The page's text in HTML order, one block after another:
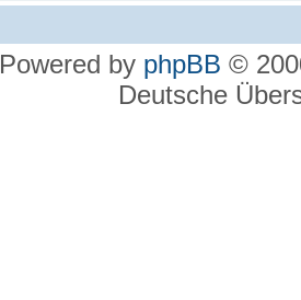
Powered by phpBB ©
Deutsche